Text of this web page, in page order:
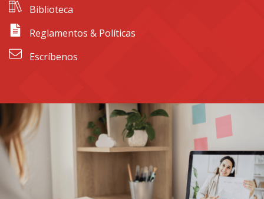
Biblioteca
Reglamentos & Políticas
Escríbenos